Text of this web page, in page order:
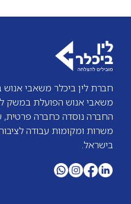
חברת לין ביכלר משאבי
משאבי אנוש הפועלת במשק
החברה נוסדה כחברה
משרות ומקומות עבודה
בישראל.